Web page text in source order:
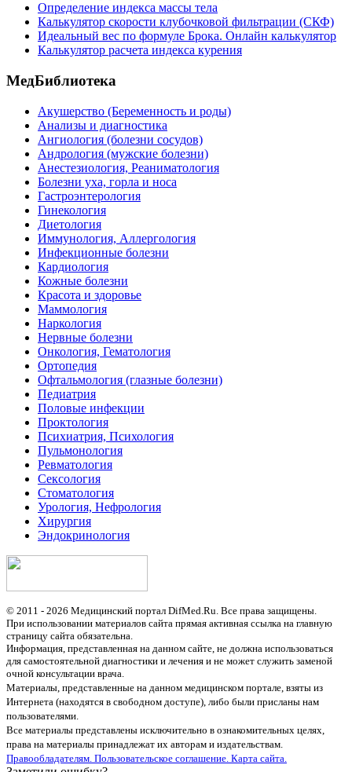
Определение индекса массы тела
Калькулятор скорости клубочковой фильтрации (СКФ)
Идеальный вес по формуле Брока. Онлайн калькулятор
Калькулятор расчета индекса курения
МедБиблиотека
Акушерство (Беременность и роды)
Анализы и диагностика
Ангиология (болезни сосудов)
Андрология (мужские болезни)
Анестезиология, Реаниматология
Болезни уха, горла и носа
Гастроэнтерология
Гинекология
Диетология
Иммунология, Аллергология
Инфекционные болезни
Кардиология
Кожные болезни
Красота и здоровье
Маммология
Наркология
Нервные болезни
Онкология, Гематология
Ортопедия
Офтальмология (глазные болезни)
Педиатрия
Половые инфекции
Проктология
Психиатрия, Психология
Пульмонология
Ревматология
Сексология
Стоматология
Урология, Нефрология
Хирургия
Эндокринология
© 2011 - 2026 Медицинский портал DifMed.Ru. Все права защищены.
При использовании материалов сайта прямая активная ссылка на главную
страницу сайта обязательна.
Информация, представленная на данном сайте, не должна использоваться
для самостоятельной диагностики и лечения и не может служить заменой
очной консультации врача.
Материалы, представленные на данном медицинском портале, взяты из
Интернета (находятся в свободном доступе), либо были присланы нам
пользователями.
Все материалы представлены исключительно в ознакомительных целях,
права на материалы принадлежат их авторам и издательствам.
Правообладателям. Пользовательское соглашение. Карта сайта.